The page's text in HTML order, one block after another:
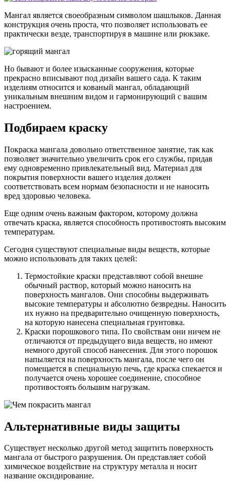
Мангал является своеобразным символом шашлыков. Данная
конструкция очень проста, что позволяет использовать ее
практически везде, транспортируя в машине или рюкзаке.
Но бывают и более изысканные сооружения, которые
прекрасно вписывают под дизайн вашего сада. К таким
изделиям относится и кованый мангал, обладающий
уникальным внешним видом и гармонирующий с вашим
настроением.
Подбираем краску
Покраска мангала довольно ответственное занятие, так как
позволяет значительно увеличить срок его службы, придав
ему одновременно привлекательный вид. Материал для
покрытия поверхности вашего изделия должен
соответствовать всем нормам безопасности и не наносить
вред здоровью человека.
Еще одним очень важным фактором, которому должна
отвечать краска, является способность противостоять высоким
температурам.
Сегодня существуют специальные виды веществ, которые
можно использовать для таких целей:
Термостойкие краски представляют собой внешне
обычный раствор, который можно наносить на
поверхность мангалов. Они способны выдерживать
высокие температуры и абсолютно безвредны. Наносить
их нужно на предварительно очищенную поверхность,
на которую нанесена специальная грунтовка.
Краски порошкового типа. По свойствам они ничем не
отличаются от предыдущего вида веществ, но имеют
немного другой способ нанесения. Для этого порошок
напыляется на поверхность мангала, после чего он
помещается в специальную печь, где краска спекается и
получается очень хорошее соединение, способное
противостоять большим нагрузкам.
Альтернативные виды защиты
Существует несколько другой метод защитить поверхность
мангала от быстрого разрушения. Он представляет собой
химическое воздействие на структуру металла и носит
название оксидирование.